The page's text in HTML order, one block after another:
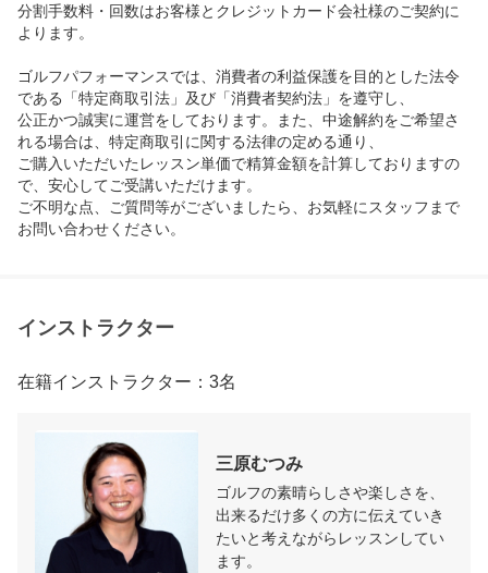
分割手数料・回数はお客様とクレジットカード会社様のご契約に
よります。
ゴルフパフォーマンスでは、消費者の利益保護を目的とした法令
である「特定商取引法」及び「消費者契約法」を遵守し、
公正かつ誠実に運営をしております。また、中途解約をご希望さ
れる場合は、特定商取引に関する法律の定める通り、
ご購入いただいたレッスン単価で精算金額を計算しておりますの
で、安心してご受講いただけます。
ご不明な点、ご質問等がございましたら、お気軽にスタッフまで
お問い合わせください。
インストラクター
在籍インストラクター：3名
三原むつみ
ゴルフの素晴らしさや楽しさを、
出来るだけ多くの方に伝えていき
たいと考えながらレッスンしてい
ます。